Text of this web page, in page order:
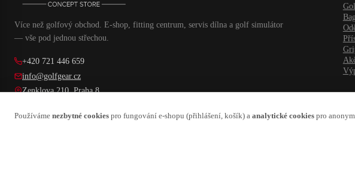
Používáme nezbytné cookies pro fungování e-shopu (přihlášení, košík) a analytické cookies pro
Více než golfový obchod. E-shop, fitting centrum, servis dílna a golf simulátor
— vše pod jednou střechou.
+420 721 446 659
info@golfgear.cz
Zenklova 210, Praha 8